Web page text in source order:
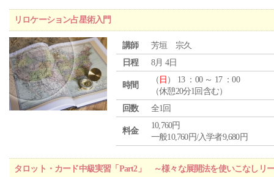
リロケーション占星術入門
講師
芳垣 宗久
日程
8月 4日
時間
（ 日 ） 13 ：00 ～ 17 ：00
（休憩20分1回含む）
回数
全1回
料金
10,760円
一般10,760円/入学者9,680円
タロット・カード中級実習「Part2」 ～様々な展開法を使いこなしリ